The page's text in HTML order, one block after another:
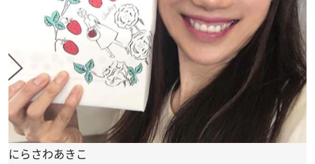
にらさわあきこ